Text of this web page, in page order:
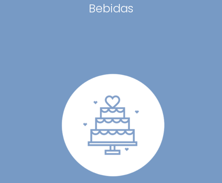
Bebidas